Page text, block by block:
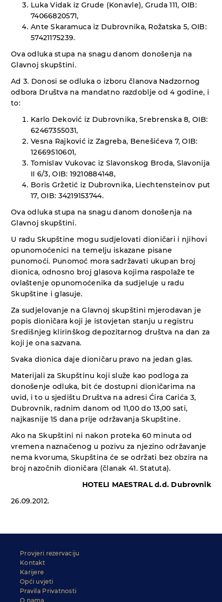
Luka Vidak iz Grude (Konavle), Gruda 111, OIB:
74066820571,
Ante Skaramuca iz Dubrovnika, Rožatska 5, OIB:
57421175239.
Ova odluka stupa na snagu danom donošenja na
Glavnoj skupštini.
Ad 3. Donosi se odluka o izboru članova Nadzornog
odbora Društva na mandatno razdoblje od 4 godine, i
to:
Karlo Deković iz Dubrovnika, Srebrenska 8, OIB:
62467355031,
Vesna Rajković iz Zagreba, Benešićeva 7, OIB:
12669510601,
Tomislav Vukovac iz Slavonskog Broda, Slavonija
II 6/3, OIB: 19210884148,
Boris Gržetić iz Dubrovnika, Liechtensteinov put
17, OIB: 34219153744.
Ova odluka stupa na snagu danom donošenja na
Glavnoj skupštini.
U radu Skupštine mogu sudjelovati dioničari i njihovi
opunomoćenici na temelju iskazane pisane
punomoći. Punomoć mora sadržavati ukupan broj
dionica, odnosno broj glasova kojima raspolaže te
ovlaštenje opunomoćenika da sudjeluje u radu
Skupštine i glasuje.
Za sudjelovanje na Glavnoj skupštini mjerodavan je
popis dioničara koji je istovjetan stanju u registru
Središnjeg klirinškog depozitarnog društva na dan za
koji je ona sazvana.
Svaka dionica daje dioničaru pravo na jedan glas.
Materijali za Skupštinu koji služe kao podloga za
donošenje odluka, bit će dostupni dioničarima na
uvid, i to u sjedištu Društva na adresi Ćira Carića 3,
Dubrovnik, radnim danom od 11,00 do 13,00 sati,
najkasnije 15 dana prije održavanja Skupštine.
Ako na Skupštini ni nakon proteka 60 minuta od
vremena naznačenog u pozivu za njezino održavanje
nema kvoruma, Skupština će se održati bez obzira na
broj nazočnih dioničara (članak 41. Statuta).
HOTELI MAESTRAL d.d. Dubrovnik
26.09.2012.
Provjeri rezervaciju
Kontakt
Karijere
Opći uvjeti
Pravila Privatnosti
O nama